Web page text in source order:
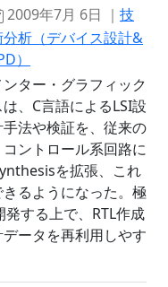
2009年7月 6日 ｜ 技
分析（デバイス設計&
）
ンター・グラフィック
は、C言語によるLSI設
手法や検証を、従来の
ントロール系回路に
を拡張、これ
るようになった。極
する上で、RTL作成
ータを再利用しやす